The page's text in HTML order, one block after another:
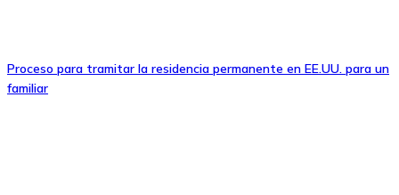
Proceso para tramitar la residencia permanente en EE.UU. para un
familiar